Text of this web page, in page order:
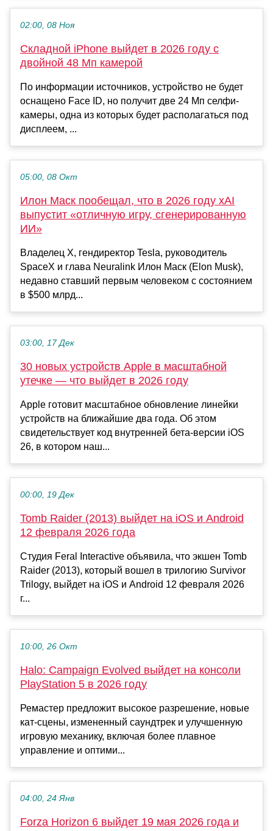
02:00, 08 Ноя
Складной iPhone выйдет в 2026 году с
двойной 48 Мп камерой
По информации источников, устройство не будет
оснащено Face ID, но получит две 24 Мп селфи-
камеры, одна из которых будет располагаться под
дисплеем, ...
05:00, 08 Окт
Илон Маск пообещал, что в 2026 году xAI
выпустит «отличную игру, сгенерированную
ИИ»
Владелец X, гендиректор Tesla, руководитель
SpaceX и глава Neuralink Илон Маск (Elon Musk),
недавно ставший первым человеком с состоянием
в $500 млрд...
03:00, 17 Дек
30 новых устройств Apple в масштабной
утечке — что выйдет в 2026 году
Apple готовит масштабное обновление линейки
устройств на ближайшие два года. Об этом
свидетельствует код внутренней бета-версии iOS
26, в котором наш...
00:00, 19 Дек
Tomb Raider (2013) выйдет на iOS и Android
12 февраля 2026 года
Студия Feral Interactive объявила, что экшен Tomb
Raider (2013), который вошел в трилогию Survivor
Trilogy, выйдет на iOS и Android 12 февраля 2026
г...
10:00, 26 Окт
Halo: Campaign Evolved выйдет на консоли
PlayStation 5 в 2026 году
Ремастер предложит высокое разрешение, новые
кат-сцены, измененный саундтрек и улучшенную
игровую механику, включая более плавное
управление и оптими...
04:00, 24 Янв
Forza Horizon 6 выйдет 19 мая 2026 года и